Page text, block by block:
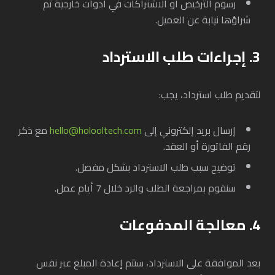
رسوم الترخيص أو الاشتراكات في أدوات خارجية تم
شراؤها نيابة عن العميل.
3. إجراءات طلب الاسترداد
لتقديم طلب استرداد، يجب:
إرسال بريد إلكتروني إلىhello@holooltech.comمع ذكر
رقم الفاتورة أو العقد.
توضيح سبب طلب الاسترداد بشكل مفصل.
سنقوم بمراجعة الطلب والرد خلال 7 أيام عمل.
4. معالجة المدفوعات
بعد الموافقة على الاسترداد، ستتم إعادة المبلغ عبر نفس